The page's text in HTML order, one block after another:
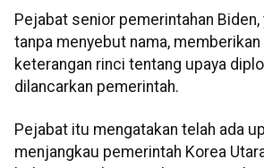
Pejabat senior pemerintahan
tanpa menyebut nama,
keterangan rinci tentang upaya
dilancarkan pemerintah.
Pejabat itu mengatakan telah ada
menjangkau pemerintah Korea